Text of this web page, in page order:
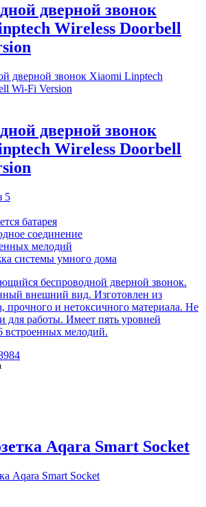
дверной звонок
Wireless Doorbell
дверной звонок
Wireless Doorbell
5
батарея
соединение
мелодий
системы умного дома
беспроводной дверной звонок.
внешний вид. Изготовлен из
прочного и нетоксичного материала. Не
для работы. Имеет пять уровней
встроенных мелодий.
Aqara Smart Socket